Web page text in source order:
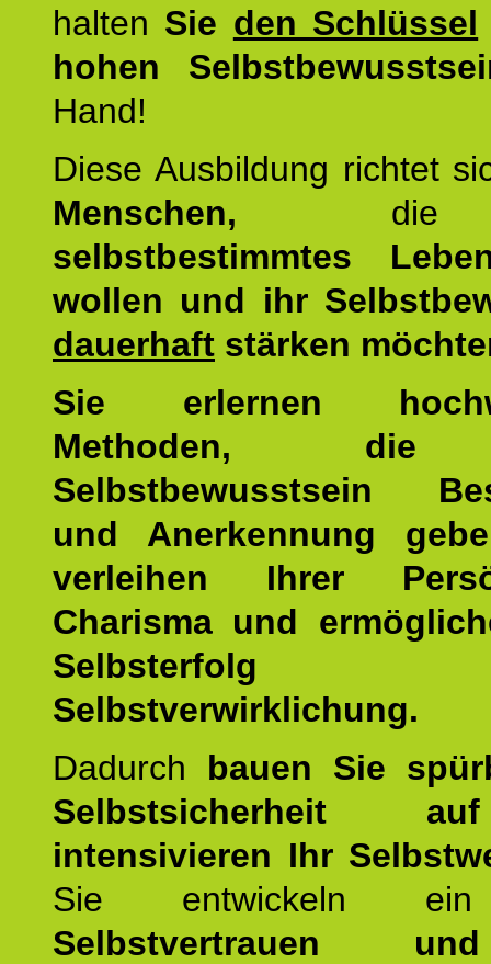
halten Sie den Schlüssel
hohen
Hand!
Diese Ausbildung richtet
Menschen,
selbstbestimmtes
wollen und ihr
dauerhaft stärken
Sie erlernen
Methoden, die
Selbstbewusstsein
und Anerkennung
verleihen Ihrer
Charisma und
Selbstverwirklichung.
Dadurch bauen Sie
Selbstsicherheit
intensivieren Ihr
Sie entwickeln ein
Selbstvertrauen